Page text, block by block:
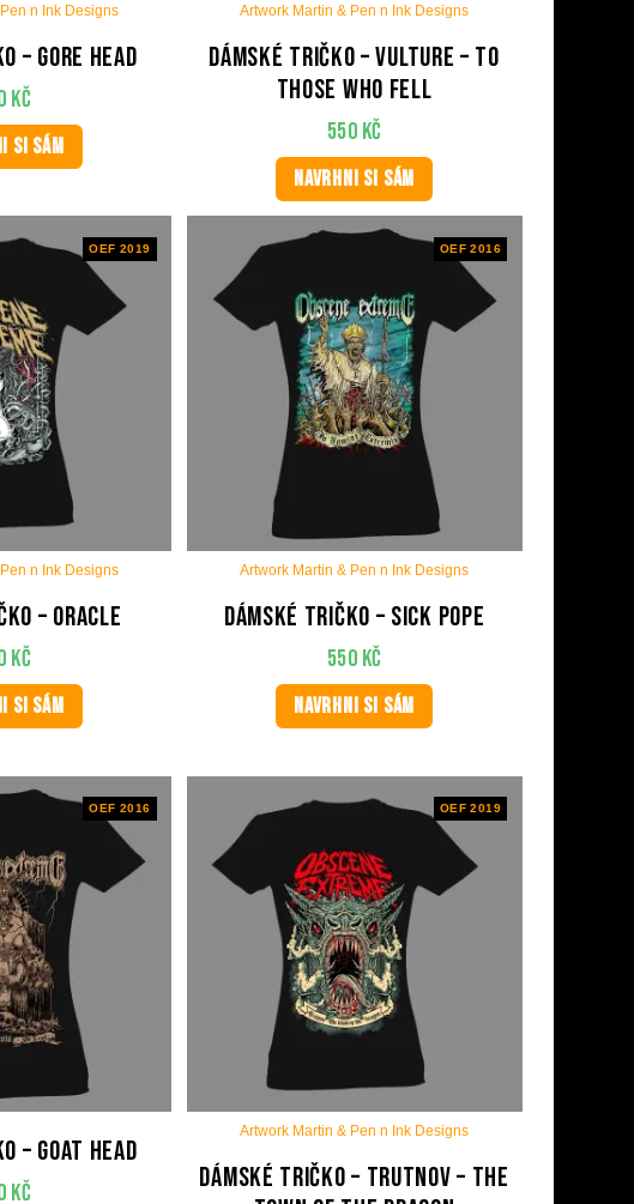
n Ink Designs
– Gore Head
Kč
SI SÁM
Artwork Martin & Pen n Ink Designs
Dámské tričko – Vulture – To
Those Who Fell
550 Kč
NAVRHNI SI SÁM
OEF 2019
n Ink Designs
– Oracle
Kč
SI SÁM
OEF 2016
Artwork Martin & Pen n Ink Designs
Dámské tričko – Sick Pope
550 Kč
NAVRHNI SI SÁM
OEF 2016
– Goat Head
Kč
OEF 2019
Artwork Martin & Pen n Ink Designs
Dámské tričko – Trutnov – The